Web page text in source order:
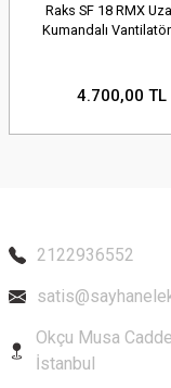
Raks SF 18 RMX
Kumandalı
4.700,00 TL
2122936552
Okçu Musa
İstanbul